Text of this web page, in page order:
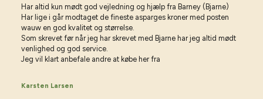
Har altid kun mødt god vejledning og hjælp fra Barney (Bjarne)
Har lige i går modtaget de fineste asparges kroner med posten
wauw en god kvalitet og størrelse.
Som skrevet før når jeg har skrevet med Bjarne har jeg altid mødt
venlighed og god service.
Jeg vil klart anbefale andre at købe her fra
Karsten Larsen